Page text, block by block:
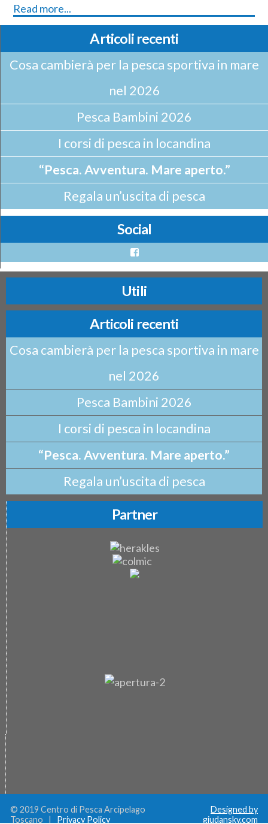
Read more...
Articoli recenti
Cosa cambierà per la pesca sportiva in mare
nel 2026
Pesca Bambini 2026
I corsi di pesca in locandina
“Pesca. Avventura. Mare aperto.”
Regala un’uscita di pesca
Social
Facebook
Utili
Articoli recenti
Cosa cambierà per la pesca sportiva in mare
nel 2026
Pesca Bambini 2026
I corsi di pesca in locandina
“Pesca. Avventura. Mare aperto.”
Regala un’uscita di pesca
Partner
© 2019 Centro di Pesca Arcipelago
Toscano | Privacy Policy
Designed by
giudansky.com